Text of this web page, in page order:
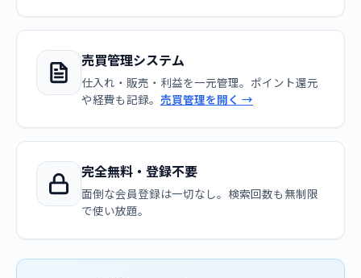
売買管理システム
仕入れ・販売・利益を一元管理。ポイント還元
や経費も記録。 売買管理を開く →
完全無料・登録不要
面倒な会員登録は一切なし。検索回数も無制限
で使い放題。